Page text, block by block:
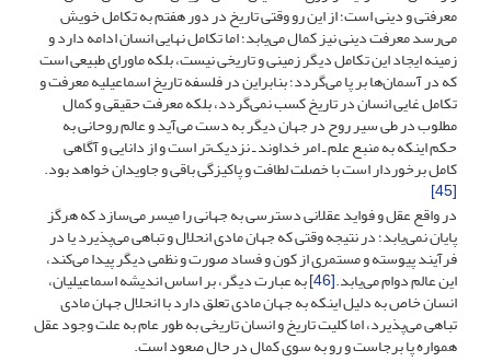
معرفتی و دینی است؛ از این رو وقتی تاریخ در دور هفتم به تکامل خویش
می‌رسد معرفت دینی نیز کمال می‌یابد؛ اما تکامل نهایی انسان ادامه دارد و
زمینه ایجاد این تکامل دیگر زمینی و تاریخی نیست، بلکه ماورای طبیعی است
که در آسمان‌ها بر پا می‌گردد؛ بنابراین در فلسفه تاریخ اسماعیلیه معرفت و
تکامل غایی انسان در تاریخ کسب نمی‌گردد، بلکه معرفت حقیقی و کمال
مطلوب در طی سیر روح در جهان دیگر به دست می‌آید و عالم روحانی به
حکم اینکه به منبع علم ـ امر خداوند ـ نزدیک‌تر است و از دانایی و آگاهی
کامل برخوردار است با خصلت لطافت و پاکیزگی باقی و جاویدان خواهد بود.
[45]
در واقع عقل و فواید عقلانی دسترسی به جهانی را میسر می‌سازد که هرگز
پایان نمی‌یابد؛ در نتیجه وقتی که جهان مادی انحلال و تباهی می‌پذیرد یا در
فرآیند پیوسته و مستمری از کون و فساد صورت و نظمی دیگر پیدا می‌کند،
این عالم دوام می‌یابد.[46] به عبارت دیگر، بر اساس اندیشه‌ اسماعیلیان،
انسان خاص به دلیل این­که به جهان مادی تعلق دارد با انحلال جهان مادی
تباهی می‌پذیرد، اما کلیت تاریخ و انسان تاریخی به طور عام به علت وجود عقل
همواره پا برجاست و رو به سوی کمال در حال صعود است.